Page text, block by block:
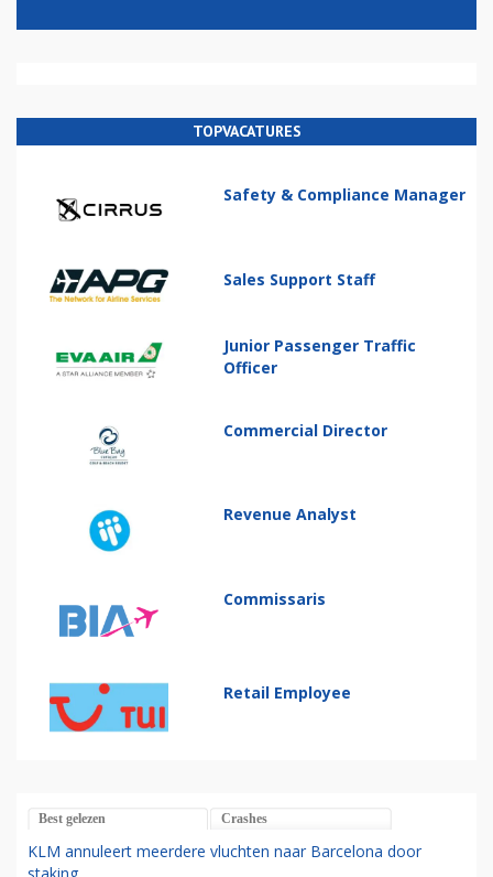
TOPVACATURES
Safety & Compliance Manager
Sales Support Staff
Junior Passenger Traffic
Officer
Commercial Director
Revenue Analyst
Commissaris
Retail Employee
Best gelezen Crashes
KLM annuleert meerdere vluchten naar Barcelona door